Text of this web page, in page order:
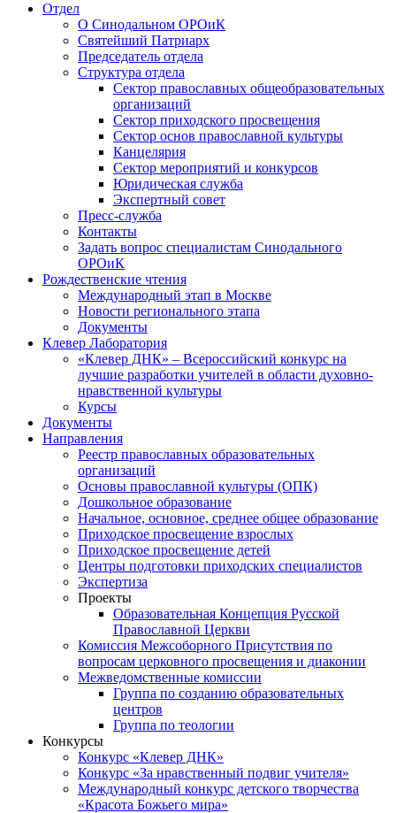
Отдел
О Синодальном ОРОиК
Святейший Патриарх
Председатель отдела
Структура отдела
Сектор православных общеобразовательных
организаций
Сектор приходского просвещения
Сектор основ православной культуры
Канцелярия
Сектор мероприятий и конкурсов
Юридическая служба
Экспертный совет
Пресс-служба
Контакты
Задать вопрос специалистам Синодального
ОРОиК
Рождественские чтения
Международный этап в Москве
Новости регионального этапа
Документы
Клевер Лаборатория
«Клевер ДНК» – Всероссийский конкурс на
лучшие разработки учителей в области духовно-
нравственной культуры
Курсы
Документы
Направления
Реестр православных образовательных
организаций
Основы православной культуры (ОПК)
Дошкольное образование
Начальное, основное, среднее общее образование
Приходское просвещение взрослых
Приходское просвещение детей
Центры подготовки приходских специалистов
Экспертиза
Проекты
Образовательная Концепция Русской
Православной Церкви
Комиссия Межсоборного Присутствия по
вопросам церковного просвещения и диаконии
Межведомственные комиссии
Группа по созданию образовательных
центров
Группа по теологии
Конкурсы
Конкурс «Клевер ДНК»
Конкурс «За нравственный подвиг учителя»
Международный конкурс детского творчества
«Красота Божьего мира»